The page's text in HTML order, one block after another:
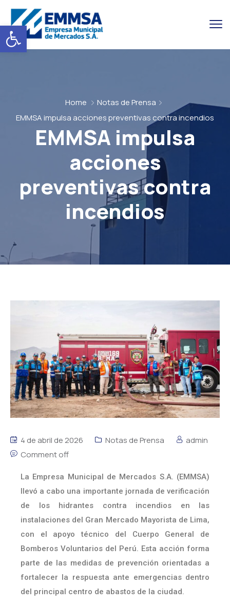
Abrir barra de herramientas
Home
Notas de Prensa
EMMSA impulsa acciones preventivas contra incendios
EMMSA impulsa
acciones
preventivas contra
incendios
4 de abril de 2026 Notas de Prensa
admin
Comment off
La Empresa Municipal de Mercados S.A. (EMMSA)
llevó a cabo una importante jornada de verificación
de los hidrantes contra incendios en las
instalaciones del Gran Mercado Mayorista de Lima,
con el apoyo técnico del Cuerpo General de
Bomberos Voluntarios del Perú. Esta acción forma
parte de las medidas de prevención orientadas a
fortalecer la respuesta ante emergencias dentro
del principal centro de abastos de la ciudad.